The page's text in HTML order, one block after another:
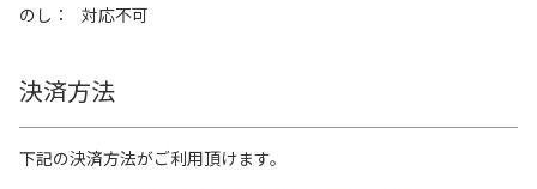
のし
対応不可
決済方法
下記の決済方法がご利用頂けます。